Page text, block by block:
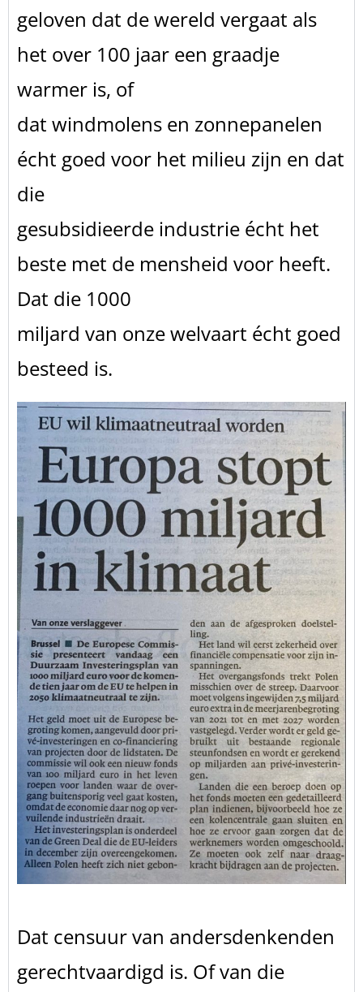
geloven dat de wereld vergaat als
het over 100 jaar een graadje
warmer is, of
dat windmolens en zonnepanelen
écht goed voor het milieu zijn en dat
die
gesubsidieerde industrie écht het
beste met de mensheid voor heeft.
Dat die 1000
miljard van onze welvaart écht goed
besteed is.
Dat censuur van andersdenkenden
gerechtvaardigd is. Of van die